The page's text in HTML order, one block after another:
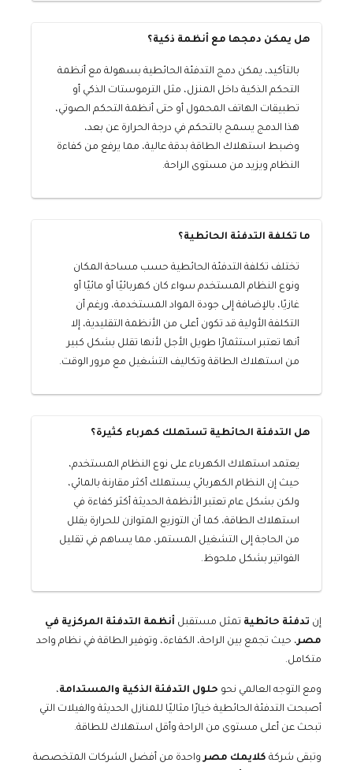
هل يمكن دمجها مع أنظمة ذكية؟
بالتأكيد، يمكن دمج التدفئة الحائطية بسهولة مع أنظمة
التحكم الذكية داخل المنزل، مثل الترموستات الذكي أو
تطبيقات الهاتف المحمول أو حتى أنظمة التحكم الصوتي،
هذا الدمج يسمح بالتحكم في درجة الحرارة عن بعد،
وضبط استهلاك الطاقة بدقة عالية، مما يرفع من كفاءة
النظام ويزيد من مستوى الراحة.
ما تكلفة التدفئة الحائطية؟
تختلف تكلفة التدفئة الحائطية حسب مساحة المكان
ونوع النظام المستخدم سواء كان كهربائيًا أو مائيًا أو
غازيًا، بالإضافة إلى جودة المواد المستخدمة، ورغم أن
التكلفة الأولية قد تكون أعلى من الأنظمة التقليدية، إلا
أنها تعتبر استثمارًا طويل الأجل لأنها تقلل بشكل كبير
من استهلاك الطاقة وتكاليف التشغيل مع مرور الوقت.
هل التدفئة الحائطية تستهلك كهرباء كثيرة؟
يعتمد استهلاك الكهرباء على نوع النظام المستخدم،
حيث إن النظام الكهربائي يستهلك أكثر مقارنة بالمائي،
ولكن بشكل عام تعتبر الأنظمة الحديثة أكثر كفاءة في
استهلاك الطاقة، كما أن التوزيع المتوازن للحرارة يقلل
من الحاجة إلى التشغيل المستمر، مما يساهم في تقليل
الفواتير بشكل ملحوظ.
إن تدفئة حائطية تمثل مستقبل أنظمة التدفئة المركزية في
مصر، حيث تجمع بين الراحة، الكفاءة، وتوفير الطاقة في نظام واحد
متكامل.
ومع التوجه العالمي نحو حلول التدفئة الذكية والمستدامة،
أصبحت التدفئة الحائطية خيارًا مثاليًا للمنازل الحديثة والفيلات التي
تبحث عن أعلى مستوى من الراحة وأقل استهلاك للطاقة.
وتبقى شركة كلايمك مصرواحدة من أفضل الشركات المتخصصة